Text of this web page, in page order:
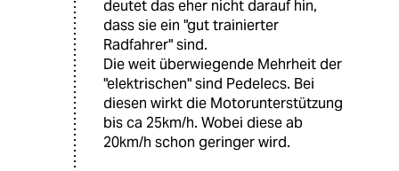
deutet das eher nicht darauf hin,
dass sie ein "gut trainierter
Radfahrer" sind.
Die weit überwiegende Mehrheit der
"elektrischen" sind Pedelecs. Bei
diesen wirkt die Motorunterstützung
bis ca 25km/h. Wobei diese ab
20km/h schon geringer wird.